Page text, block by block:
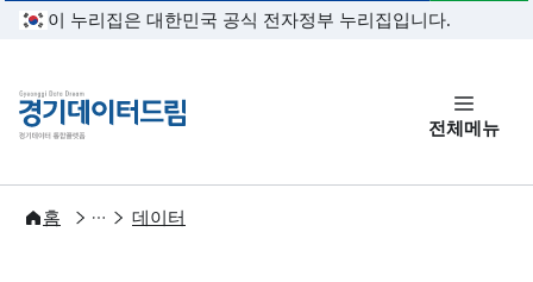
본문 바로가기
이 누리집은 대한민국 공식 전자정부 누리집입니다.
경기데이터드림
전체메뉴
홈
개방 데이터